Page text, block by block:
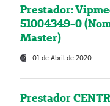
Prestador:
51004349-0
Master)
01 de Abril de 2020
Prestador